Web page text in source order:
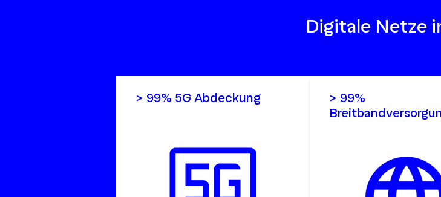
Digitale Netze
> 99% 5G Abdeckung
> 99%